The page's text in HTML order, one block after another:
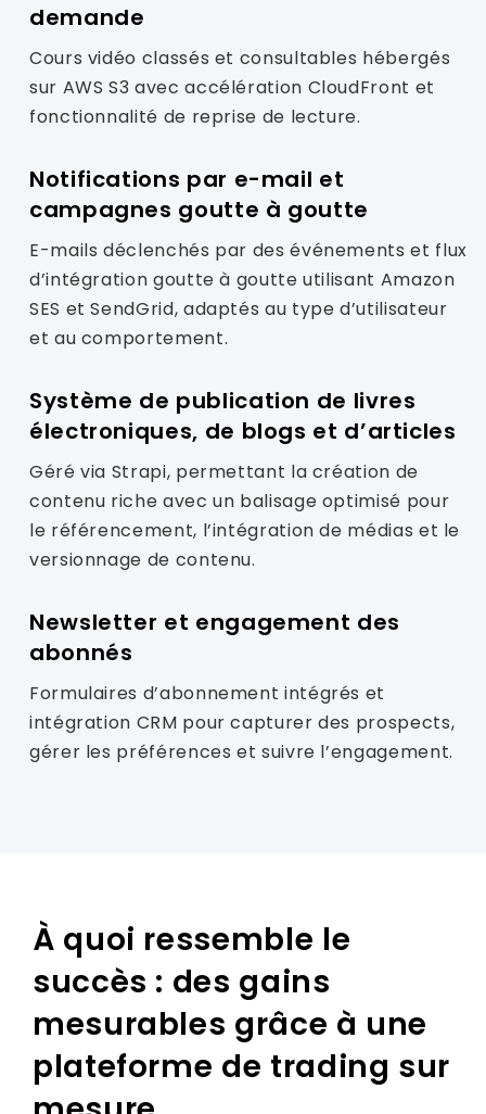
demande
Cours vidéo classés et consultables hébergés
sur AWS S3 avec accélération CloudFront et
fonctionnalité de reprise de lecture.
Notifications par e-mail et
campagnes goutte à goutte
E-mails déclenchés par des événements et flux
d’intégration goutte à goutte utilisant Amazon
SES et SendGrid, adaptés au type d’utilisateur
et au comportement.
Système de publication de livres
électroniques, de blogs et d’articles
Géré via Strapi, permettant la création de
contenu riche avec un balisage optimisé pour
le référencement, l’intégration de médias et le
versionnage de contenu.
Newsletter et engagement des
abonnés
Formulaires d’abonnement intégrés et
intégration CRM pour capturer des prospects,
gérer les préférences et suivre l’engagement.
À quoi ressemble le
succès : des gains
mesurables grâce à une
plateforme de trading sur